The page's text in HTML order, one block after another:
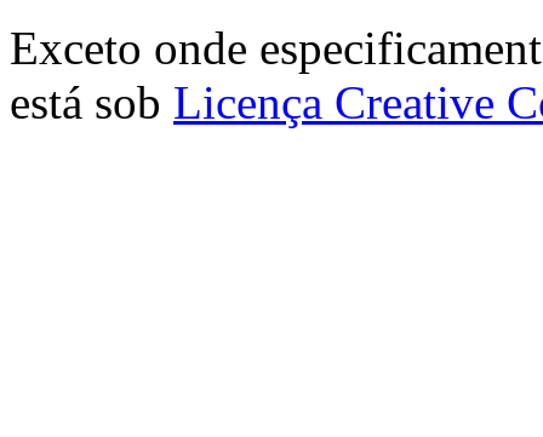
Exceto onde
está sob Licença Creative